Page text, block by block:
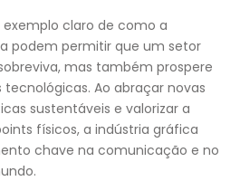
claro de como a
podem permitir que um setor
mas também prospere
Ao abraçar novas
sustentáveis e valorizar a
físicos, a indústria gráfica
chave na comunicação e no